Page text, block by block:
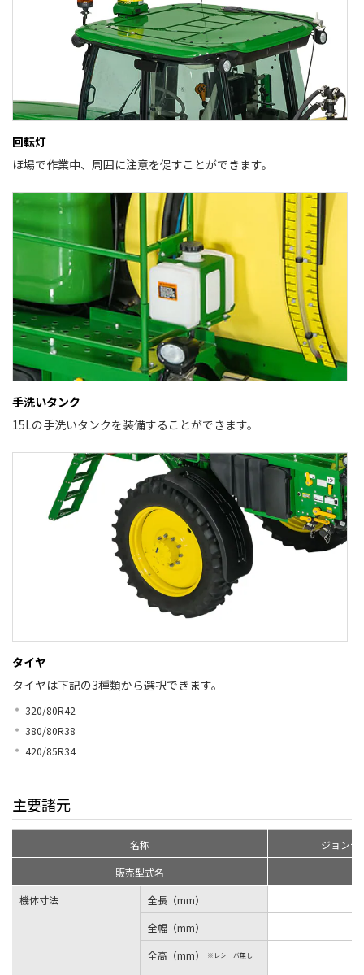
回転灯
ほ場で作業中、周囲に注意を促すことができます。
手洗いタンク
15Lの手洗いタンクを装備することができます。
タイヤ
タイヤは下記の3種類から選択できます。
320/80R42
380/80R38
420/85R34
主要諸元
名称
ジョンデ
販売型式名
機体寸法
全長（mm）
全幅（mm）
全高（mm）
※レシーバ無し